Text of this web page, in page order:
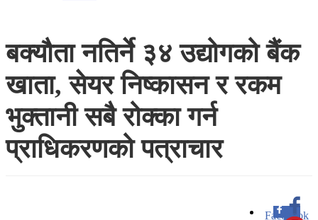
बक्यौता नतिर्ने ३४ उद्योगको बैंक
खाता, सेयर निष्कासन र रकम
भुक्तानी सबै रोक्का गर्न
प्राधिकरणको पत्राचार
Facebook
0